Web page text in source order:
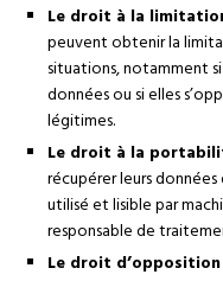
Le droit à la
peuvent obtenir la
situations, notamment
données ou si elles
légitimes.
Le droit à la
récupérer leurs
utilisé et lisible par
responsable de
Le droit d’opposition